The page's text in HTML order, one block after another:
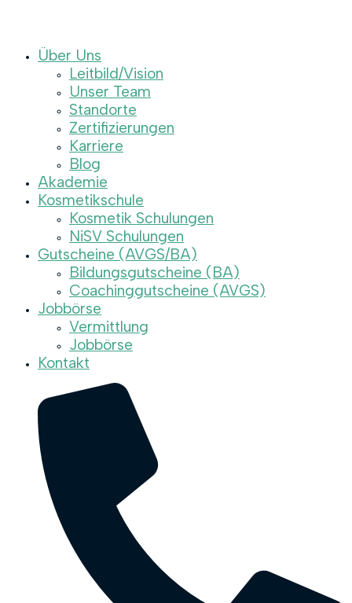
Über Uns
Leitbild/Vision
Unser Team
Standorte
Zertifizierungen
Karriere
Blog
Akademie
Kosmetikschule
Kosmetik Schulungen
NiSV Schulungen
Gutscheine (AVGS/BA)
Bildungsgutscheine (BA)
Coachinggutscheine (AVGS)
Jobbörse
Vermittlung
Jobbörse
Kontakt